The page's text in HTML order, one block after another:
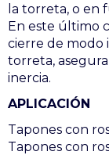
la torreta, o en
En este último
cierre de modo
torreta,
inercia.
APLICACIÓN
Tapones con
Tapones con